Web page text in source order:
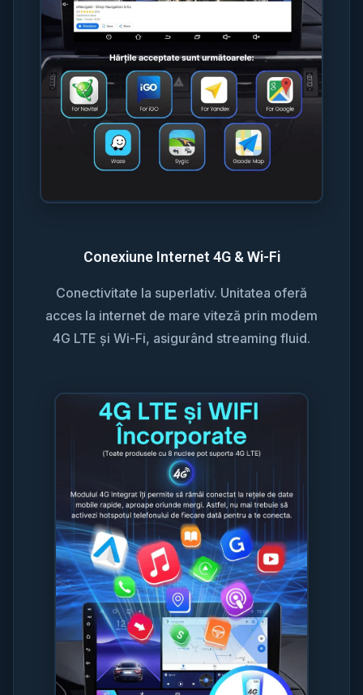
Conexiune Internet 4G & Wi-Fi
Conectivitate la superlativ. Unitatea oferă
acces la internet de mare viteză prin modem
4G LTE și Wi-Fi, asigurând streaming fluid.